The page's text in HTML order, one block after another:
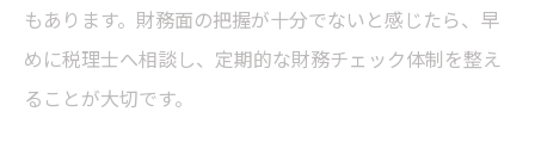
もあります。財務面の把握が十分でないと感じたら、早
めに税理士へ相談し、定期的な財務チェック体制を整え
ることが大切です。